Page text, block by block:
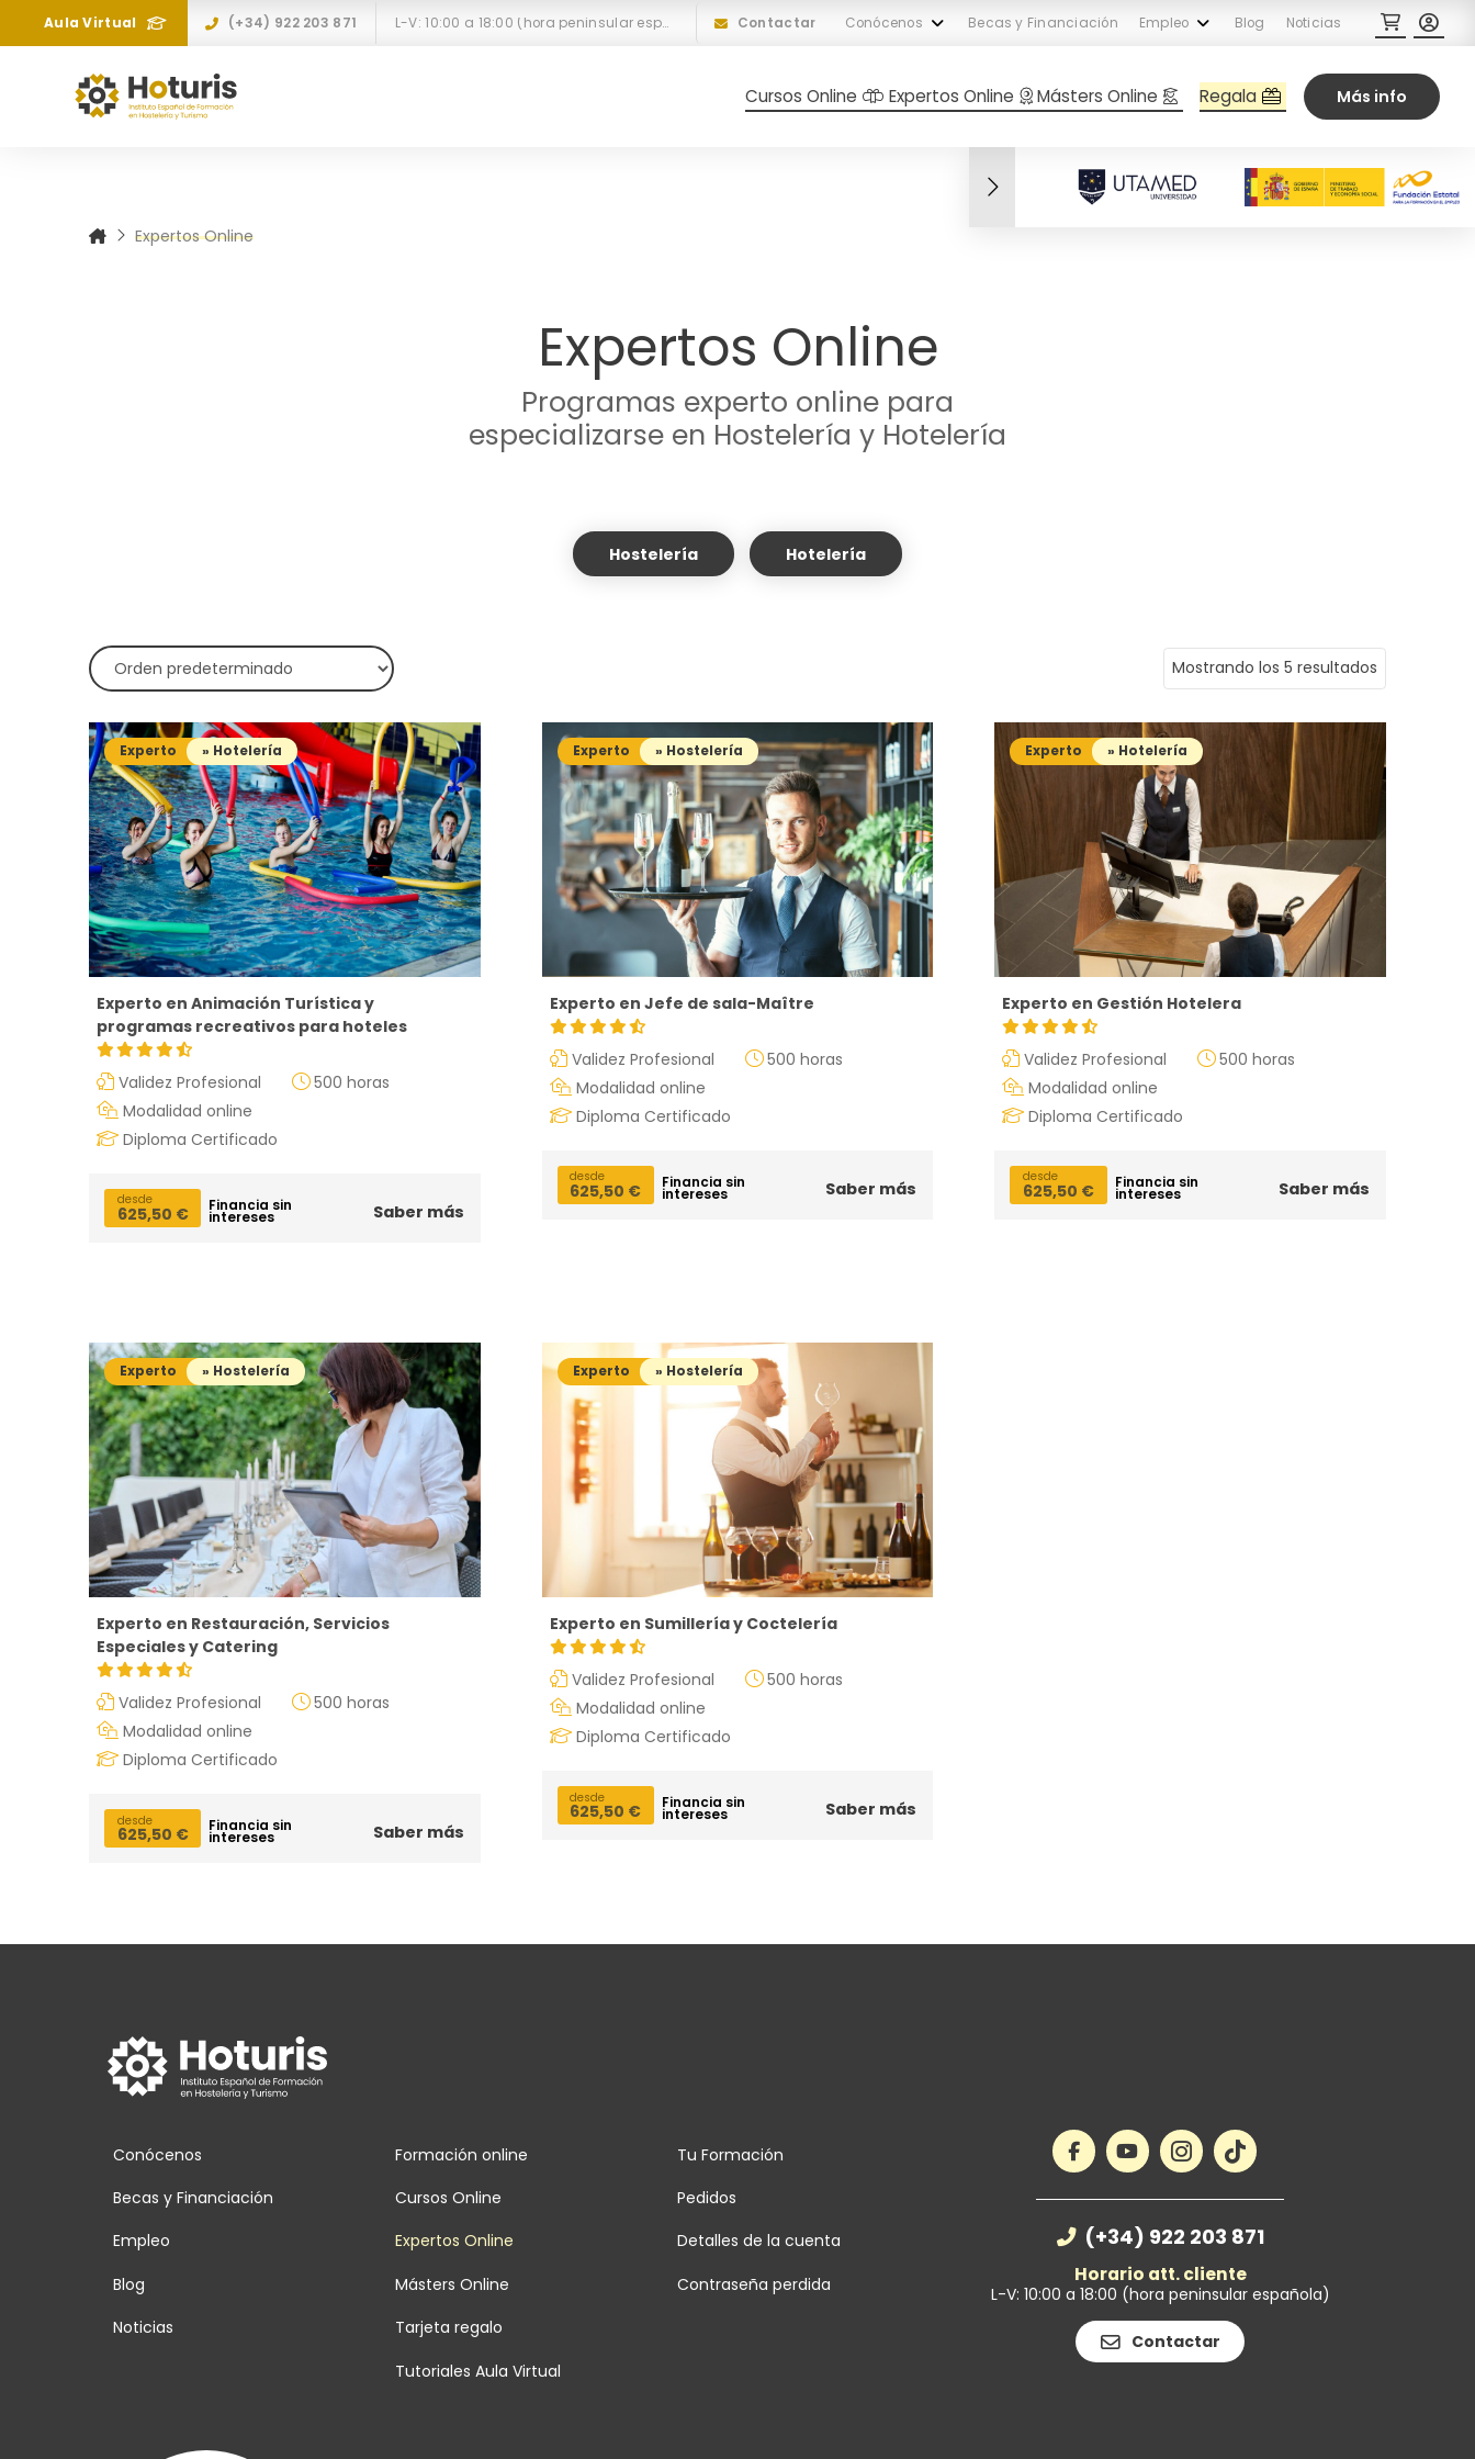
Aula Virtual (+34) 922 203 871 L-V: 10:00 a 18:00 (hora peninsular española) Contactar Conócenos Becas y Financiación Empleo Blog Noticias
Cursos Online Expertos Online Másters Online Regala Más info
Expertos Online
Expertos Online
Programas experto online para
especializarse en Hostelería y Hotelería
Hostelería Hotelería
Mostrando los 5 resultados
Experto » Hotelería
Experto en Animación Turística y
programas recreativos para hoteles
Validez Profesional
500 horas
Modalidad online
Diploma Certificado
desde
625,50 € Financia sin
intereses Saber más
Experto » Hostelería
Experto en Jefe de sala-Maître
Validez Profesional
500 horas
Modalidad online
Diploma Certificado
desde
625,50 € Financia sin
intereses Saber más
Experto » Hotelería
Experto en Gestión Hotelera
Validez Profesional
500 horas
Modalidad online
Diploma Certificado
desde
625,50 € Financia sin
intereses Saber más
Experto » Hostelería
Experto en Restauración, Servicios
Especiales y Catering
Validez Profesional
500 horas
Modalidad online
Diploma Certificado
desde
625,50 € Financia sin
intereses Saber más
Experto » Hostelería
Experto en Sumillería y Coctelería
Validez Profesional
500 horas
Modalidad online
Diploma Certificado
desde
625,50 € Financia sin
intereses Saber más
Conócenos
Becas y Financiación
Empleo
Blog
Noticias
Formación online
Cursos Online
Expertos Online
Másters Online
Tarjeta regalo
Tutoriales Aula Virtual
Tu Formación
Pedidos
Detalles de la cuenta
Contraseña perdida
(+34) 922 203 871
Horario att. cliente
L-V: 10:00 a 18:00 (hora peninsular española)
Contactar
¿Necesitas más información sobre un curso?